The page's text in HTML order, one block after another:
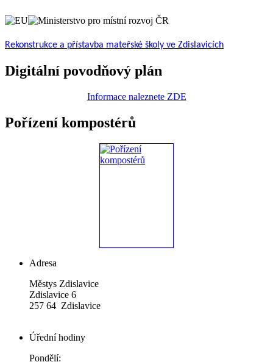
Rekonstrukce a přístavba mateřské školy ve Zdislavicích
Digitální povodňový plán
Informace naleznete ZDE
Pořízení kompostérů
Adresa
Městys Zdislavice
Zdislavice 6
257 64 Zdislavice
Úřední hodiny
Pondělí: